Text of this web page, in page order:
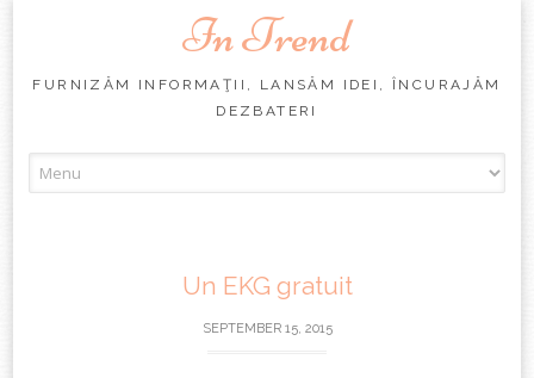
In Trend
FURNIZĂM INFORMAŢII, LANSĂM IDEI, ÎNCURAJĂM
DEZBATERI
to
Un EKG gratuit
SEPTEMBER 15, 2015